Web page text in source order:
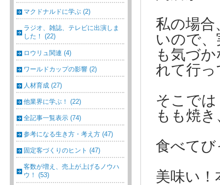
マクドナルドに学ぶ (2)
ラジオ、雑誌、テレビに出演しま
した！ (22)
ロウリュ関連 (4)
ワールドカップの影響 (2)
人材育成 (27)
他業界に学ぶ！ (22)
全記事一覧表示 (74)
参考になる生き方・考え方 (47)
固定客づくりのヒント (47)
客数が増え、売上が上げるノウハ
ウ！ (53)
私の場合
いので
も気づ
れて行
そこで
もも焼
食べて
美味い！